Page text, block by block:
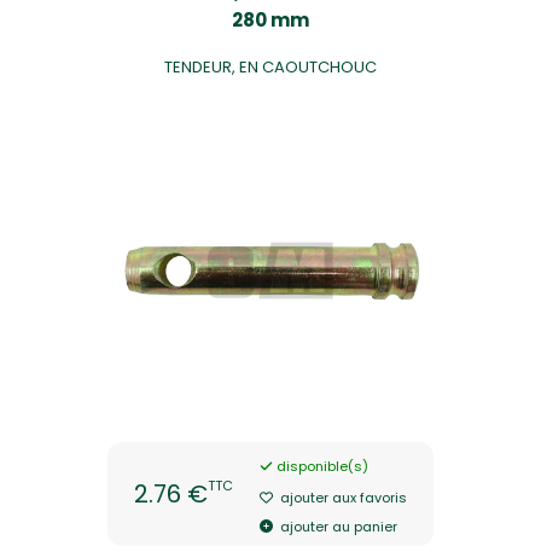
280 mm
TENDEUR, EN CAOUTCHOUC
2.76 €TTC
disponible(s)
ajouter aux favoris
ajouter au panier